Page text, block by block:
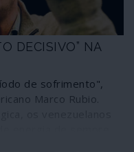
DECISIVO” NA
de sofrimento",
Marco Rubio.